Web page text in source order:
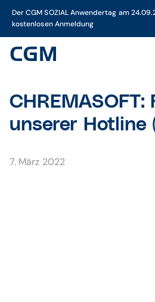
Der CGM SOZIAL Anwendertag am
kostenlosen Anmeldung
CHREMASOFT:
unserer Hotline
7. März 2022